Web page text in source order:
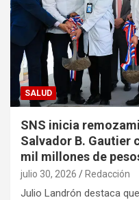
SALUD
SNS inicia
Salvador B. Gautier
mil millones de
julio 30, 2026 Redacción
Julio Landrón destaca